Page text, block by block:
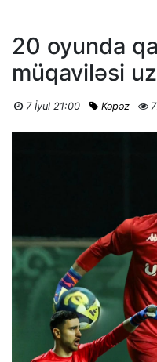
20 oyunda
müqaviləsi
7 İyul 21:00 Kəpəz